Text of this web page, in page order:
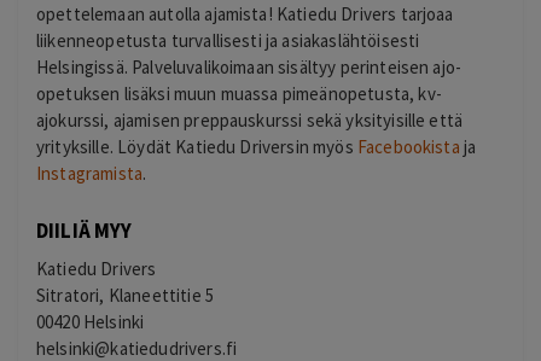
opettelemaan autolla ajamista! Katiedu Drivers tarjoaa
liikenneopetusta turvallisesti ja asiakaslähtöisesti
Helsingissä. Palveluvalikoimaan sisältyy perinteisen ajo-
opetuksen lisäksi muun muassa pimeänopetusta, kv-
ajokurssi, ajamisen preppauskurssi sekä yksityisille että
yrityksille. Löydät Katiedu Driversin myös Facebookista ja
Instagramista.
DIILIÄ MYY
Katiedu Drivers
Sitratori, Klaneettitie 5
00420 Helsinki
helsinki@katiedudrivers.fi